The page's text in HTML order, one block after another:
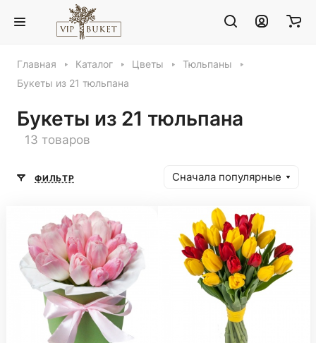
Главная Каталог Цветы
Тюльпаны
Букеты из 21 тюльпана
Букеты из 21 тюльпана
13 товаров
ФИЛЬТР Сначала популярные